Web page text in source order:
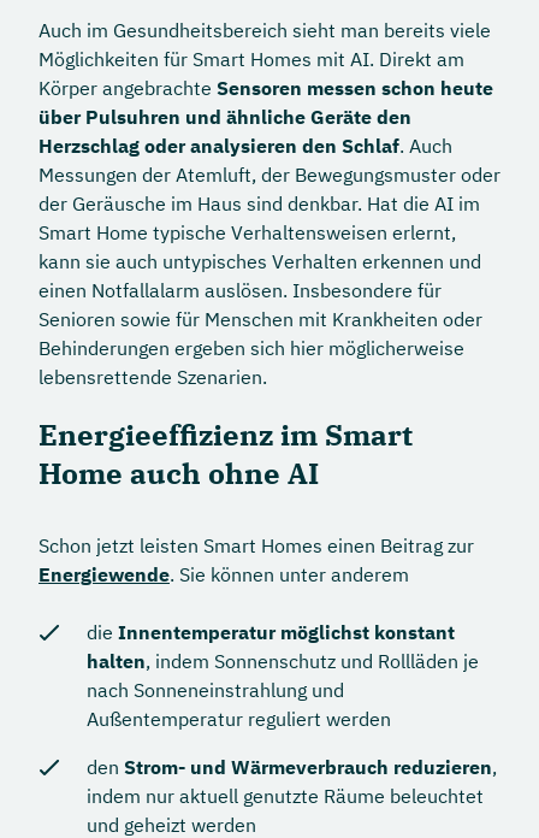
Auch im Gesundheitsbereich sieht man bereits viele
Möglichkeiten für Smart Homes mit AI. Direkt am
Körper angebrachte Sensoren messen schon heute
über Pulsuhren und ähnliche Geräte den
Herzschlag oder analysieren den Schlaf. Auch
Messungen der Atemluft, der Bewegungsmuster oder
der Geräusche im Haus sind denkbar. Hat die AI im
Smart Home typische Verhaltensweisen erlernt,
kann sie auch untypisches Verhalten erkennen und
einen Notfallalarm auslösen. Insbesondere für
Senioren sowie für Menschen mit Krankheiten oder
Behinderungen ergeben sich hier möglicherweise
lebensrettende Szenarien.
Energieeffizienz im Smart
Home auch ohne AI
Schon jetzt leisten Smart Homes einen Beitrag zur
Energiewende. Sie können unter anderem
die Innentemperatur möglichst konstant
halten, indem Sonnenschutz und Rollläden je
nach Sonneneinstrahlung und
Außentemperatur reguliert werden
den Strom- und Wärmeverbrauch reduzieren,
indem nur aktuell genutzte Räume beleuchtet
und geheizt werden